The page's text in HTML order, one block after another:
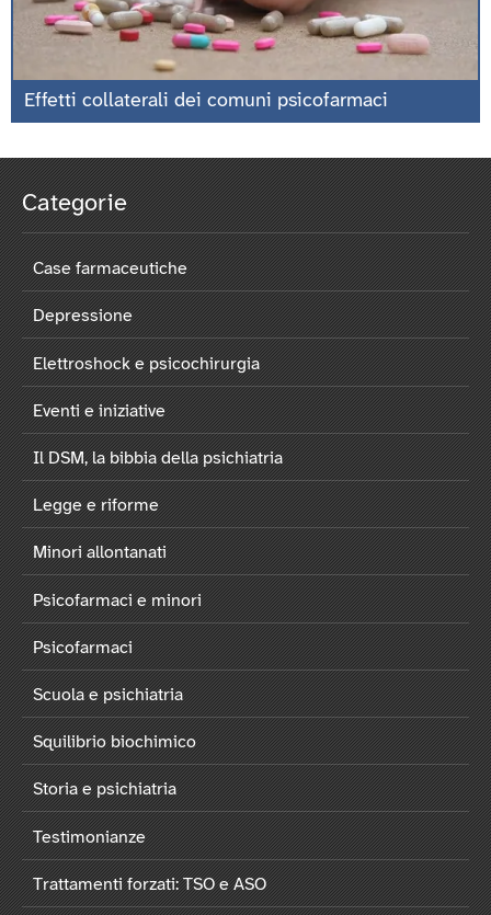
Effetti collaterali dei comuni psicofarmaci
Categorie
Case farmaceutiche
Depressione
Elettroshock e psicochirurgia
Eventi e iniziative
Il DSM, la bibbia della psichiatria
Legge e riforme
Minori allontanati
Psicofarmaci e minori
Psicofarmaci
Scuola e psichiatria
Squilibrio biochimico
Storia e psichiatria
Testimonianze
Trattamenti forzati: TSO e ASO